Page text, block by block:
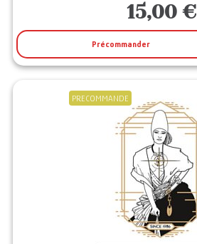
15,00 €
Précommander
PRECOMMANDE